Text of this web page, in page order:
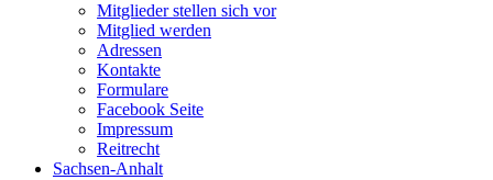
Mitglieder stellen sich vor
Mitglied werden
Adressen
Kontakte
Formulare
Facebook Seite
Impressum
Reitrecht
Sachsen-Anhalt